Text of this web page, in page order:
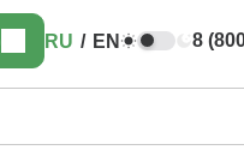
RU / EN 8